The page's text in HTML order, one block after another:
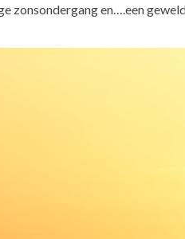
zonsondergang en….een